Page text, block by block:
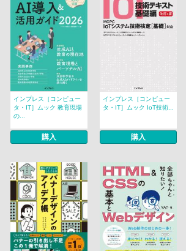
インプレス［コンピュー
タ・IT］ムック 教育現場
の...
購入
インプレス［コンピュー
タ・IT］ムック IoT技術...
購入